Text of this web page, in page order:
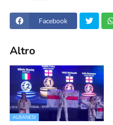
Facebook
Altro
ALBANESI